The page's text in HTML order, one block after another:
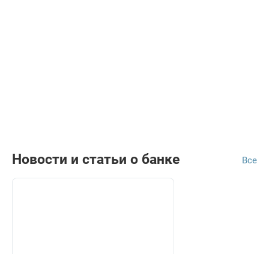
Новости и статьи о банке Все